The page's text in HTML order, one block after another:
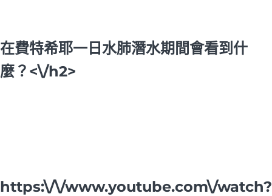
在費特希耶一日水肺潛水期間會看到什
麼？<\/h2>
https:\/\/www.youtube.com\/watch?